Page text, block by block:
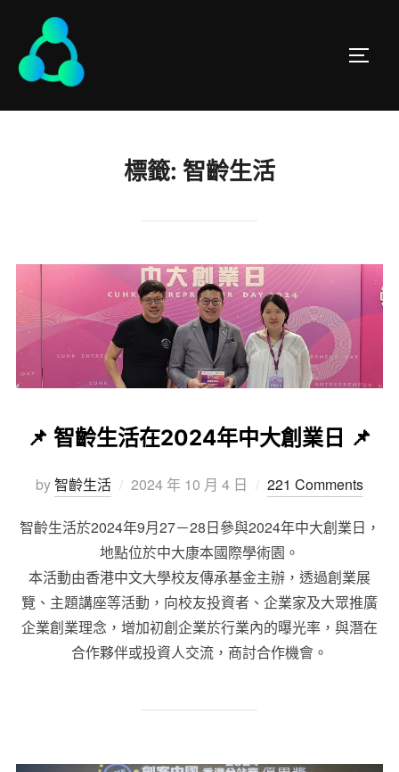
標籤: 智齡生活
📌 智齡生活在2024年中大創業日 📌
by智齡生活 2024 年 10 月 4 日 221 Comments
智齡生活於2024年9月27－28日參與2024年中大創業日，
地點位於中大康本國際學術園。
本活動由香港中文大學校友傳承基金主辦，透過創業展
覽、主題講座等活動，向校友投資者、企業家及大眾推廣
企業創業理念，增加初創企業於行業內的曝光率，與潛在
合作夥伴或投資人交流，商討合作機會。